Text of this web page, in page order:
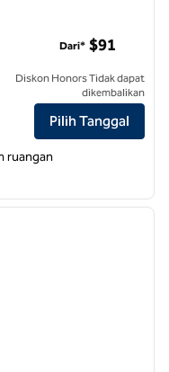
by Hilton Hotel
Dari* $91
Diskon Honors Tidak dapat
dikembalikan
Pilih Tanggal
ruangan